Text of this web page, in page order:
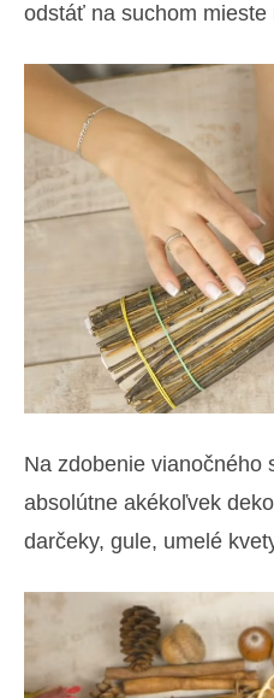
odstáť na suchom mieste
Na zdobenie vianočného
absolútne akékoľvek
darčeky, gule, umelé